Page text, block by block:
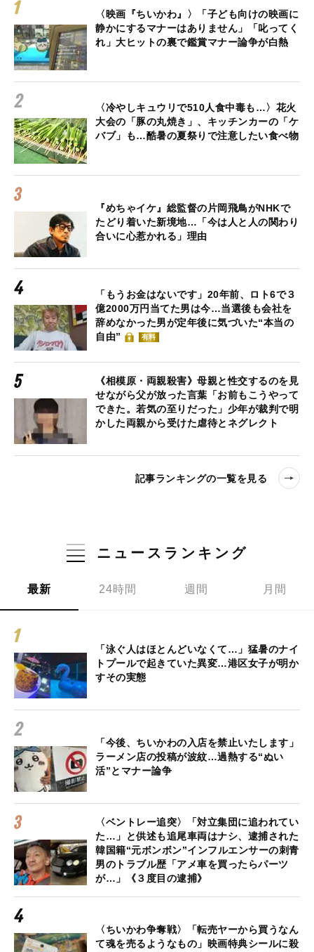
〈映画『ちいかわ』〉「子ども向けの映画に
静かにするマナーはありません」「叱ってく
れ」大ヒットの裏で鑑賞マナー論争が白熱
〈冷やしキュウリで510人食中毒も…〉花火
大会の「豚の丸焼き」、キッチンカーの「ケ
バブ」も…酷暑の夏祭りで注意したい食べ物
『めちゃイケ』総監督の片岡飛鳥がNHKで
たどり着いた新境地…「今は人と人の関わり
合いに心惹かれる」理由
「もうお金はないです」20年前、ロト6で３
億2000万円当てた男は今…当選後も会社を
辞めなかった男が定年後に気づいた“本当の
自由”
有料
《相模原・両親殺害》母親と性交するのを見
せながら父が放った言葉「お前もこうやって
できた。若気の至りだった」少年が裁判で明
かした両親から受けた虐待とネグレクト
記事ランキングの一覧を見る
ニュースランキング
最新 24時間 週間 月間
「泳ぐ人はほとんどいなくて…」猛暑のナイ
トプールで起きていた異変…港区女子が明か
すその実態
「今後、ちいかわの入店を禁止いたします」
ラーメン店の投稿が波紋…過熱する“ぬい
活”とマナー論争
〈ベントレー追突〉「対立集団に追われてい
た…」と供述も追尾車両はナシ、逮捕された
韓国籍“元ボンボン”インフルエンサーの刺青
男のトラブル歴「アメ車を買ったらパーツ
が…」《３度目の逮捕》
〈ちいかわ争奪戦〉「転売ヤーから買うなん
て魂を売るようなもの」映画特典シールに殺